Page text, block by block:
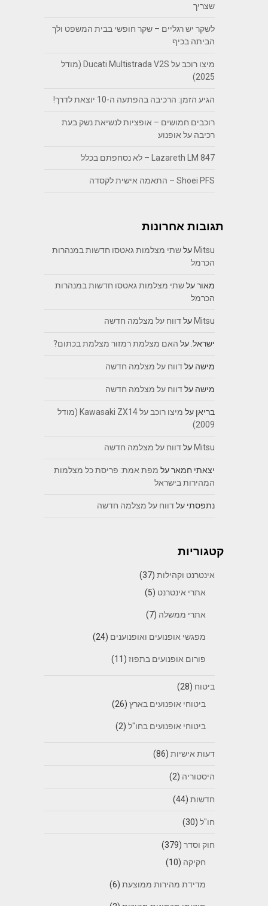
שצריך
לשקר יש רגליים – שקר חופשי בבית המשפט ולך
הביתה בכיף
מיצו רוכב על Ducati Multistrada V2S (מודל
2025)
הגיע הזמן: הרכיבה בהפתעה ה-10 יוצאת לדרך!
רוכבים חמושים – אופציות לנשיאת נשק בעת
רכיבה על אופנוע
Lazareth LM 847 – לא נסחפתם בכלל
Shoei PFS – התאמה אישית לקסדה
תגובות אחרונות
Mitsu עלשתי מצלמות גאטסו חדשות במנהרות
הכרמל
מאורעלשתי מצלמות גאטסו חדשות במנהרות
הכרמל
Mitsu עלדווח על מצלמה חדשה
ישראל. על האם מצלמת רמזור מצלמת בכתום?
מישה עלדווח על מצלמה חדשה
מישה עלדווח על מצלמה חדשה
בריאן על
מיצו רוכב על Kawasaki ZX14 (מודל
2009)
Mitsu עלדווח על מצלמה חדשה
יצאתי חמארעל מפת אמת: פריסת כל מצלמות
המהירות בישראל
נתפסתי עלדווח על מצלמה חדשה
קטגוריות
אינטרנט וקהילות(37)
אתרי אינטרנט (5)
אתרי ממשלה (7)
מפגשי אופנועים ואופנוענים (24)
פורום אופנועים בתפוז(11)
ביטוח (28)
ביטוחי אופנועים בארץ(26)
ביטוחי אופנועים בחו"ל(2)
דעות אישיות(86)
היסטוריה (2)
חדשות(44)
חו"ל(30)
חוק וסדר(379)
חקיקה (10)
מדידת מהירות ממוצעת(6)